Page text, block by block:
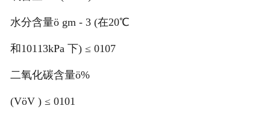
水分含量ö gm - 3 (在20℃
和10113kPa 下) ≤ 0107
二氧化碳含量ö%
(VöV ) ≤ 0101